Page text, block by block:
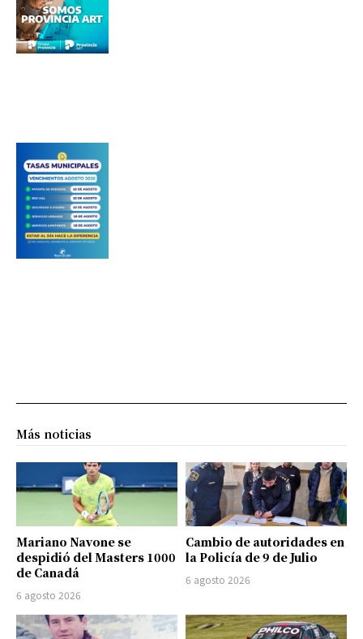
Más noticias
Mariano Navone se
despidió del Masters 1000
de Canadá
6 agosto 2026
Cambio de autoridades en
la Policía de 9 de Julio
6 agosto 2026